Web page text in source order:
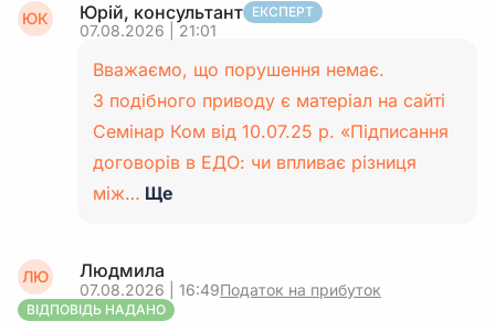
ЮК Юрій, консультант ЕКСПЕРТ
07.08.2026 | 21:01
Вважаємо, що порушення немає.
З подібного приводу є матеріал на сайті
Семінар Ком від 10.07.25 р. «Підписання
договорів в ЕДО: чи впливає різниця
між… Ще
ЛЮ Людмила
07.08.2026 | 16:49Податок на прибуток
ВІДПОВІДЬ НАДАНО